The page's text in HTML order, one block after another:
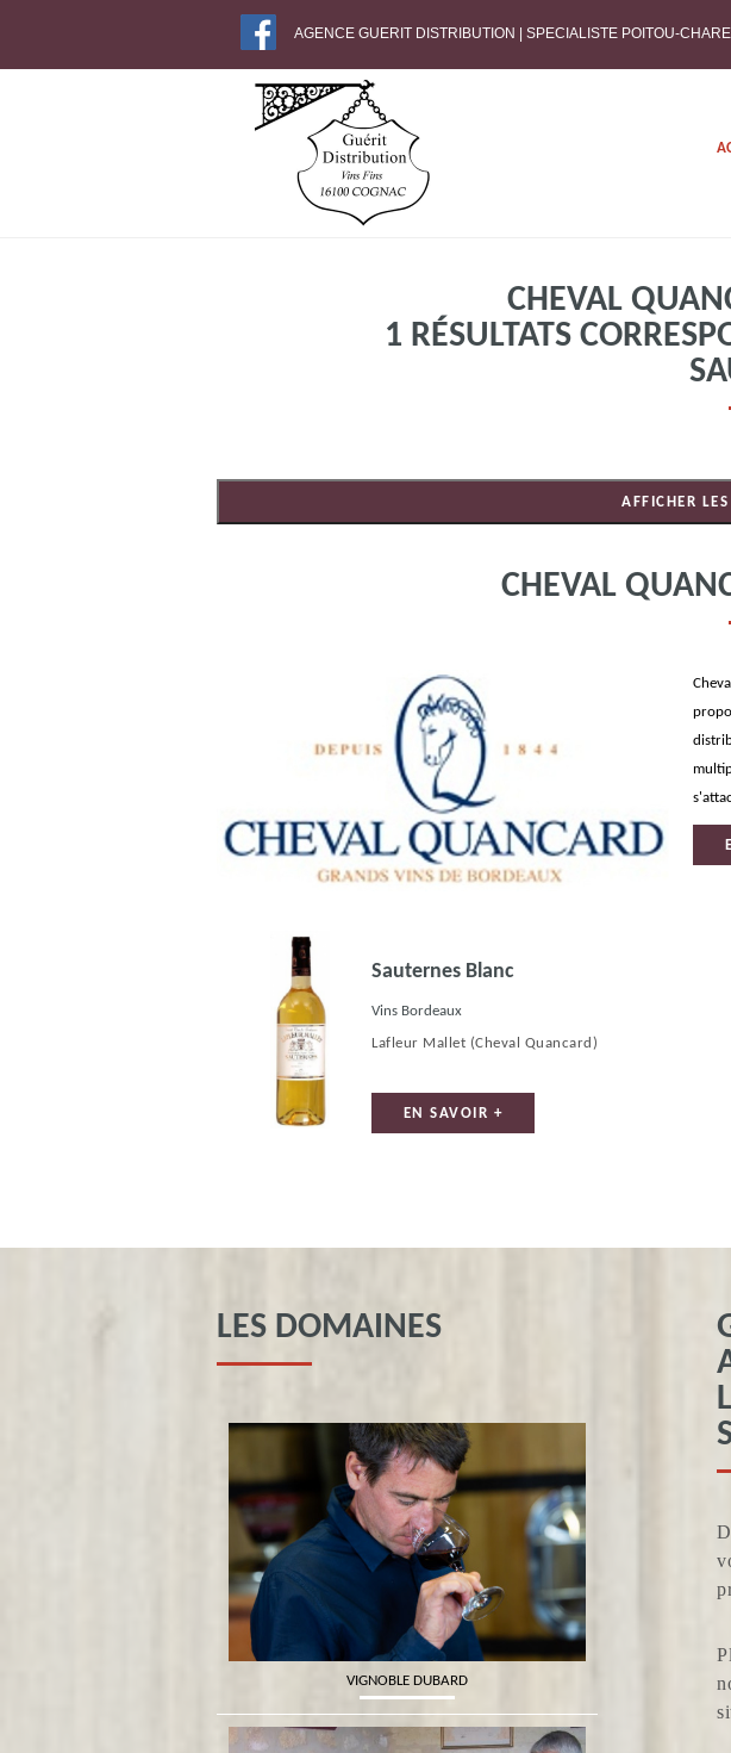
AGENCE GUERIT DISTRIBUTION | SPECIALISTE POITOU-
CHEVAL
1 RÉSULTATS
CHEVAL
Sauternes Blanc
Vins Bordeaux
Lafleur Mallet (Cheval Quancard)
EN SAVOIR +
LES DOMAINES
VIGNOBLE DUBARD